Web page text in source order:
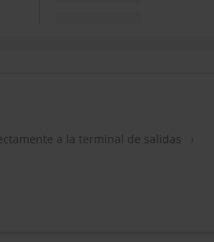
a la terminal de salidas